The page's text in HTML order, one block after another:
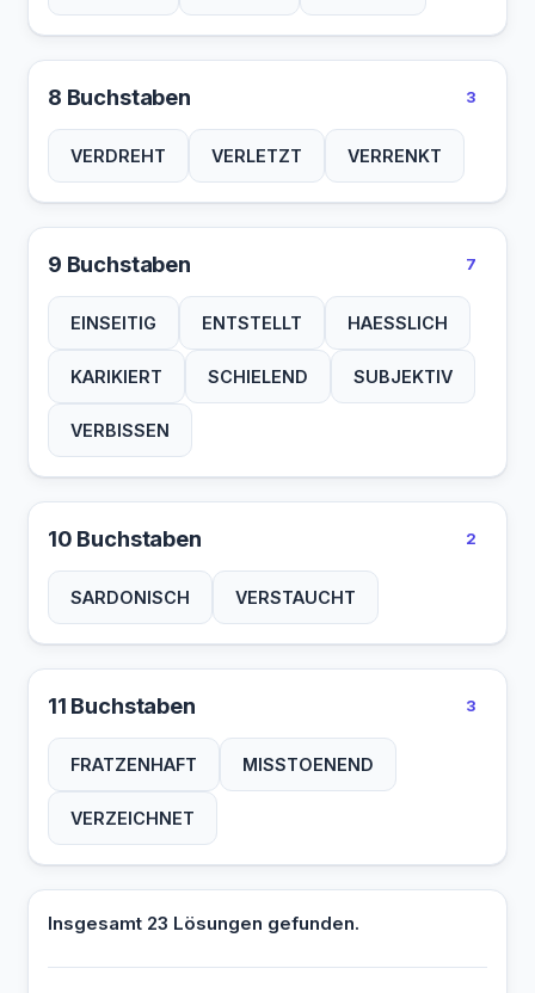
8 Buchstaben 3
VERDREHT VERLETZT VERRENKT
9 Buchstaben 7
EINSEITIG ENTSTELLT HAESSLICH
KARIKIERT SCHIELEND SUBJEKTIV
VERBISSEN
10 Buchstaben 2
SARDONISCH VERSTAUCHT
11 Buchstaben 3
FRATZENHAFT MISSTOENEND
VERZEICHNET
Insgesamt 23 Lösungen gefunden.